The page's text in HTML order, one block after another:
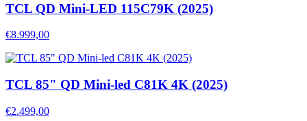
TCL QD Mini-LED 115C79K (2025)
€8.999,00
TCL 85" QD Mini-led C81K 4K (2025)
€2.499,00